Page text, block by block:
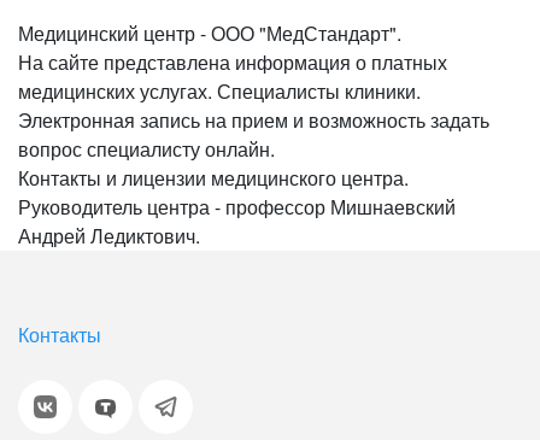
Медицинский центр - ООО "МедСтандарт".
На сайте представлена информация о платных
медицинских услугах. Специалисты клиники.
Электронная запись на прием и возможность задать
вопрос специалисту онлайн.
Контакты и лицензии медицинского центра.
Руководитель центра - профессор Мишнаевский
Андрей Ледиктович.
Контакты